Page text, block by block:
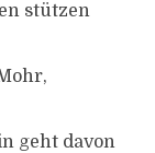
stützen
geht davon